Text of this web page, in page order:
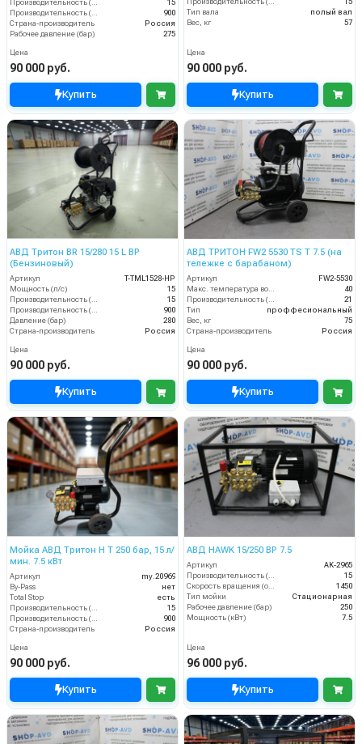
15
900
Страна-производитель
Россия
Рабочее давление (бар)
275
Цена
90 000 руб.
Купить
Тип вала
полый вал
Вес, кг
57
Цена
90 000 руб.
Купить
АВД Тритон BR 15/280 15 L BP
(Бензиновый)
Артикул
T-TML1528-HP
Мощность (л/с)
15
Производительность (л/мин)
15
Производительность (л/ч)
900
Давление (бар)
280
Страна-производитель
Россия
Цена
90 000 руб.
Купить
АВД ТРИТОН FW2 5530 TS T 7.5 (на
тележке с барабаном)
Артикул
FW2-5530
Макс. температура воды (°C)
40
Производительность (л/мин)
21
Тип
проффесиональный
Вес, кг
75
Страна-производитель
Россия
Цена
90 000 руб.
Купить
Мойка АВД Тритон H T 250 бар, 15 л/
мин. 7.5 кВт
Артикул
my.20969
By-Pass
нет
Total Stop
есть
15
900
Страна-производитель
Россия
Цена
90 000 руб.
Купить
АВД HAWK 15/250 BP 7.5
Артикул
AK-2965
15
1450
Тип мойки
Стационарная
Рабочее давление (бар)
250
Мощность (кВт)
7.5
Цена
96 000 руб.
Купить